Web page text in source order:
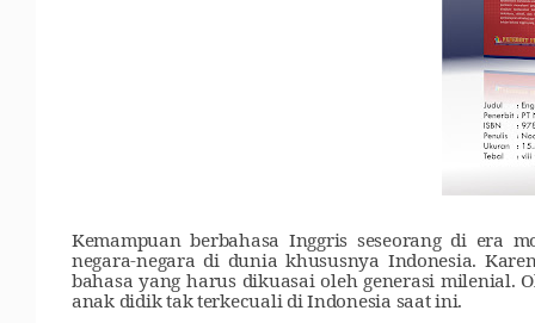
Kemampuan berbahasa Inggris seseorang di era
negara-negara di dunia khususnya Indonesia.
bahasa yang harus dikuasai oleh generasi milenial.
anak didik tak terkecuali di Indonesia saat ini.